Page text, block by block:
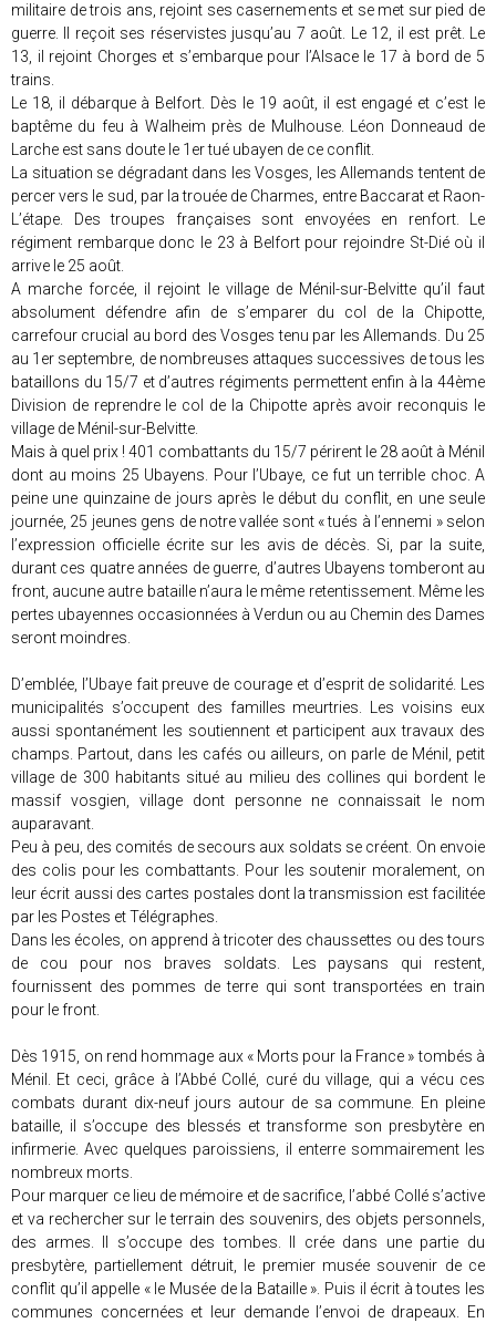
militaire de trois ans, rejoint ses casernements et se met sur pied de
guerre. Il reçoit ses réservistes jusqu’au 7 août. Le 12, il est prêt. Le
13, il rejoint Chorges et s’embarque pour l’Alsace le 17 à bord de 5
trains.
Le 18, il débarque à Belfort. Dès le 19 août, il est engagé et c’est le
baptême du feu à Walheim près de Mulhouse. Léon Donneaud de
Larche est sans doute le 1er tué ubayen de ce conflit.
La situation se dégradant dans les Vosges, les Allemands tentent de
percer vers le sud, par la trouée de Charmes, entre Baccarat et Raon-
L’étape. Des troupes françaises sont envoyées en renfort. Le
régiment rembarque donc le 23 à Belfort pour rejoindre St-Dié où il
arrive le 25 août.
A marche forcée, il rejoint le village de Ménil-sur-Belvitte qu’il faut
absolument défendre afin de s’emparer du col de la Chipotte,
carrefour crucial au bord des Vosges tenu par les Allemands. Du 25
au 1er septembre, de nombreuses attaques successives de tous les
bataillons du 15/7 et d’autres régiments permettent enfin à la 44ème
Division de reprendre le col de la Chipotte après avoir reconquis le
village de Ménil-sur-Belvitte.
Mais à quel prix ! 401 combattants du 15/7 périrent le 28 août à Ménil
dont au moins 25 Ubayens. Pour l’Ubaye, ce fut un terrible choc. A
peine une quinzaine de jours après le début du conflit, en une seule
journée, 25 jeunes gens de notre vallée sont « tués à l’ennemi » selon
l’expression officielle écrite sur les avis de décès. Si, par la suite,
durant ces quatre années de guerre, d’autres Ubayens tomberont au
front, aucune autre bataille n’aura le même retentissement. Même les
pertes ubayennes occasionnées à Verdun ou au Chemin des Dames
seront moindres.
D’emblée, l’Ubaye fait preuve de courage et d’esprit de solidarité. Les
municipalités s’occupent des familles meurtries. Les voisins eux
aussi spontanément les soutiennent et participent aux travaux des
champs. Partout, dans les cafés ou ailleurs, on parle de Ménil, petit
village de 300 habitants situé au milieu des collines qui bordent le
massif vosgien, village dont personne ne connaissait le nom
auparavant.
Peu à peu, des comités de secours aux soldats se créent. On envoie
des colis pour les combattants. Pour les soutenir moralement, on
leur écrit aussi des cartes postales dont la transmission est facilitée
par les Postes et Télégraphes.
Dans les écoles, on apprend à tricoter des chaussettes ou des tours
de cou pour nos braves soldats. Les paysans qui restent,
fournissent des pommes de terre qui sont transportées en train
pour le front.
Dès 1915, on rend hommage aux « Morts pour la France » tombés à
Ménil. Et ceci, grâce à l’Abbé Collé, curé du village, qui a vécu ces
combats durant dix-neuf jours autour de sa commune. En pleine
bataille, il s’occupe des blessés et transforme son presbytère en
infirmerie. Avec quelques paroissiens, il enterre sommairement les
nombreux morts.
Pour marquer ce lieu de mémoire et de sacrifice, l’abbé Collé s’active
et va rechercher sur le terrain des souvenirs, des objets personnels,
des armes. Il s’occupe des tombes. Il crée dans une partie du
presbytère, partiellement détruit, le premier musée souvenir de ce
conflit qu’il appelle « le Musée de la Bataille ». Puis il écrit à toutes les
communes concernées et leur demande l’envoi de drapeaux. En